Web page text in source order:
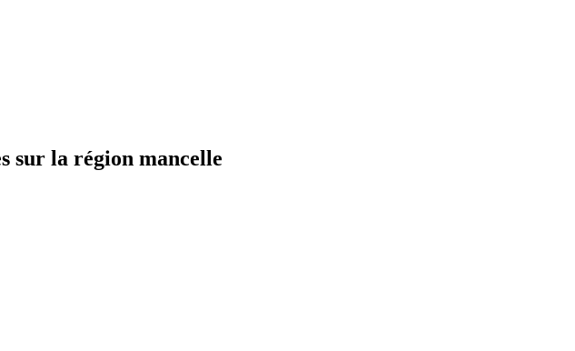
sur la région mancelle